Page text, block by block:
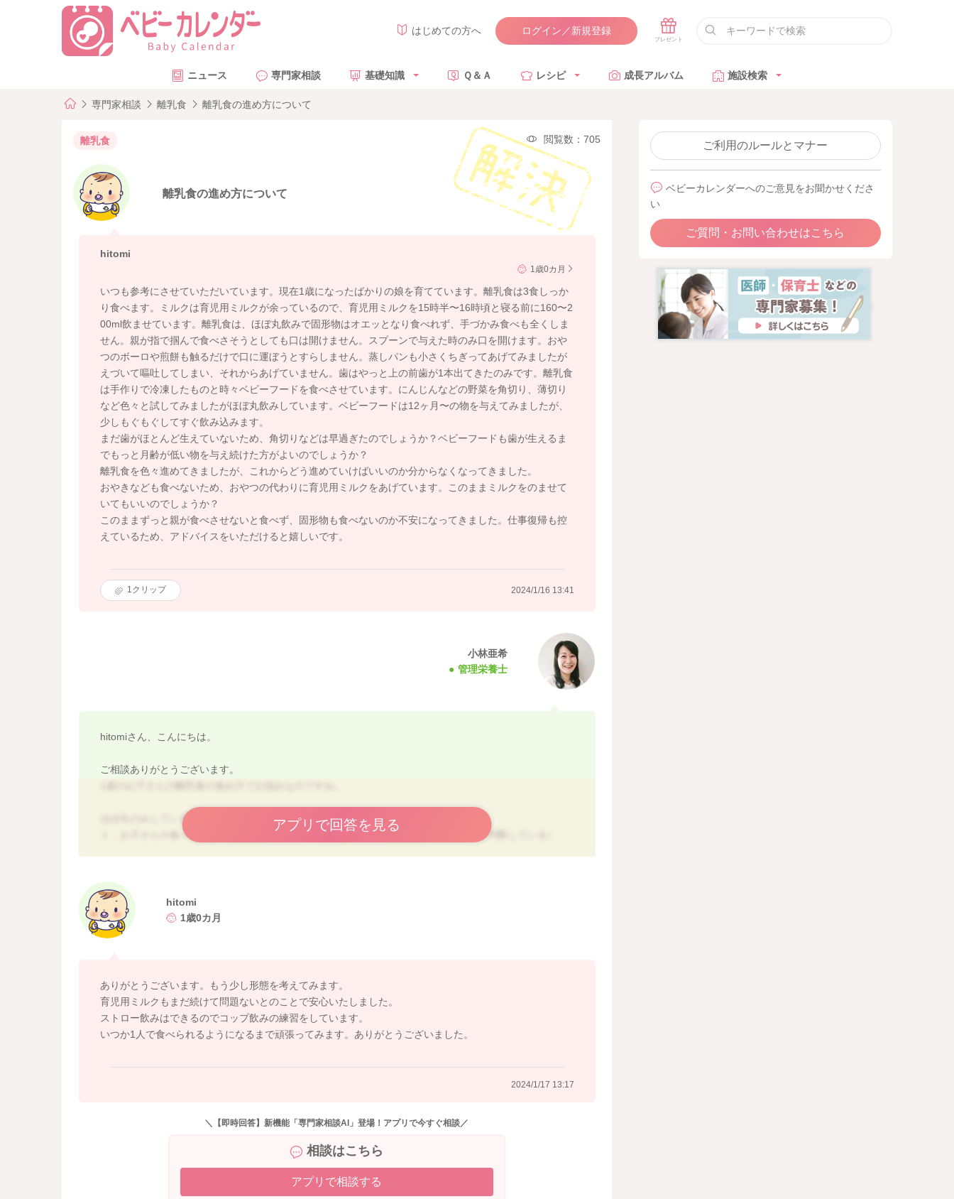
はじめての方へ ログイン／新規登録
ニュース 専門家相談 基礎知識 Ｑ＆Ａ レシピ 成長アルバム 施設検索
専門家相談 離乳食 離乳食の進め方について
離乳食 閲覧数：705
離乳食の進め方について
hitomi
1歳0カ月
いつも参考にさせていただいています。現在1歳になったばかりの娘を育てています。離乳食は3食しっか
り食べます。ミルクは育児用ミルクが余っているので、育児用ミルクを15時半〜16時頃と寝る前に160〜2
00ml飲ませています。離乳食は、ほぼ丸飲みで固形物はオエッとなり食べれず、手づかみ食べも全くしま
せん。親が指で掴んで食べさそうとしても口は開けません。スプーンで与えた時のみ口を開けます。おや
つのボーロや煎餅も触るだけで口に運ぼうとすらしません。蒸しパンも小さくちぎってあげてみましたが
えづいて嘔吐してしまい、それからあげていません。歯はやっと上の前歯が1本出てきたのみです。離乳食
は手作りで冷凍したものと時々ベビーフードを食べさせています。にんじんなどの野菜を角切り、薄切り
など色々と試してみましたがほぼ丸飲みしています。ベビーフードは12ヶ月〜の物を与えてみましたが、
少しもぐもぐしてすぐ飲み込みます。
まだ歯がほとんど生えていないため、角切りなどは早過ぎたのでしょうか？ベビーフードも歯が生えるま
でもっと月齢が低い物を与え続けた方がよいのでしょうか？
離乳食を色々進めてきましたが、これからどう進めていけばいいのか分からなくなってきました。
おやきなども食べないため、おやつの代わりに育児用ミルクをあげています。このままミルクをのませて
いてもいいのでしょうか？
このままずっと親が食べさせないと食べず、固形物も食べないのか不安になってきました。仕事復帰も控
えているため、アドバイスをいただけると嬉しいです。
1クリップ 2024/1/16 13:41
小林亜希
管理栄養士
hitomiさん、こんにちは。
ご相談ありがとうございます。
ほぼ丸のみしていることをご心配されていらっしゃるのですね。
１，お子さんの食べる力より、柔らかすぎる、小さすぎるもの（噛まずに飲み込めると判断している）
以上３点が丸のみの原因となることが多いです。
今回、１２か月～のベビーフードを食べたところ、少しモグモグできている様子があるとのこと、このベ
ビーフードより噛み応えを作る、大きめにしてあげることで、カミカミの練習ができるのではないかと感
つぶして食べる練習をしていきましょう。角切りは奥歯でつぶそうと挟んだ時に滑りやすいです。いちょ
う切りなど厚さは抑えて、幅の広いものがおススメです。
また、おやきなど、水分量の少ないものは苦手な様子ですね。
フレンチトースト、豆腐のおやきなど水分量の多い食材で前歯の生えてくる歯茎や唇に挟むことで、かじ
１歳を過ぎても、育児用ミルク継続していただいて大丈夫ですよ。習慣的な間食を作ったり、３食でほと
その間に、コップやストロー飲みの練習もしていけると安心です。
アプリで回答を見る
hitomi
1歳0カ月
ありがとうございます。もう少し形態を考えてみます。
育児用ミルクもまだ続けて問題ないとのことで安心いたしました。
ストロー飲みはできるのでコップ飲みの練習をしています。
いつか1人で食べられるようになるまで頑張ってみます。ありがとうございました。
2024/1/17 13:17
＼【即時回答】新機能「専門家相談AI」登場！アプリで今すぐ相談／
相談はこちら
アプリで相談する
ご利用のルールとマナー
ベビーカレンダーへのご意見をお聞かせくださ
い
ご質問・お問い合わせはこちら